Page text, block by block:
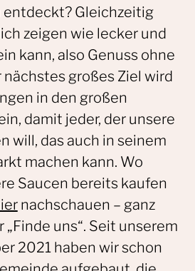
Gleichzeitig
zeigen wie lecker und
kann, also Genuss ohne
großes Ziel wird
in den großen
damit jeder, der unsere
will, das auch in seinem
machen kann. Wo
Saucen bereits kaufen
nachschauen – ganz
uns“. Seit unserem
2021 haben wir schon